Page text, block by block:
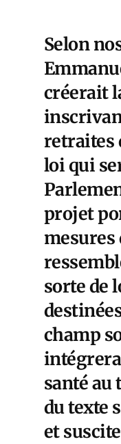
Selon
créerait
retraites
loi qui
projet
mesures
sorte de
champ
santé au
du texte
et